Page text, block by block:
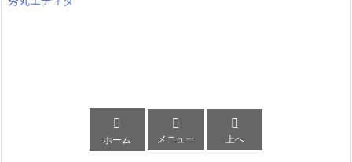

ホーム

メニュー

上へ